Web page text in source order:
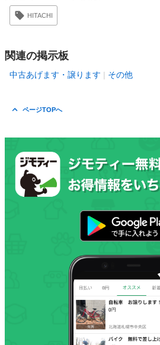
HITACHI
関連の掲示板
中古あげます・譲ります その他
ページTOPへ